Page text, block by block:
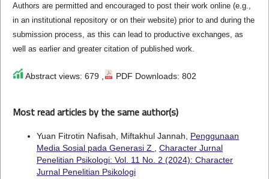
Authors are permitted and encouraged to post their work online (e.g.,
in an institutional repository or on their website) prior to and during the
submission process, as this can lead to productive exchanges, as
well as earlier and greater citation of published work.
Abstract views: 679 , PDF Downloads: 802
Most read articles by the same author(s)
Yuan Fitrotin Nafisah, Miftakhul Jannah, Penggunaan
Media Sosial pada Generasi Z
Character Jurnal
Penelitian Psikologi: Vol. 11 No. 2 (2024): Character
Jurnal Penelitian Psikologi